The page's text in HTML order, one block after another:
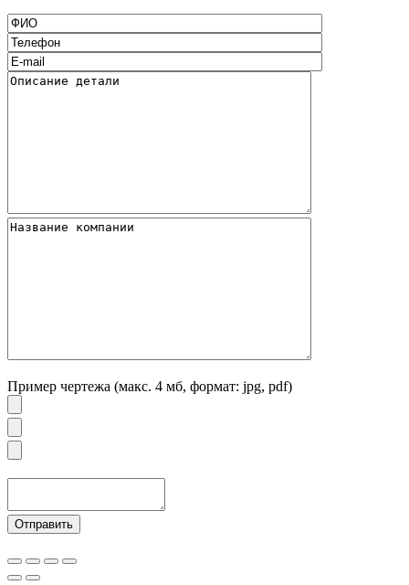
Пример чертежа (макс. 4 мб, формат: jpg, pdf)